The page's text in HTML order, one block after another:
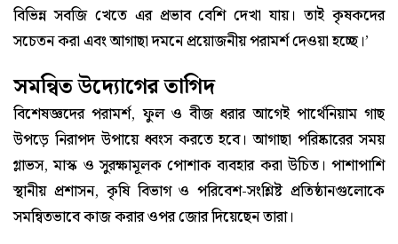
বিভিন্ন সবজি খেতে এর প্রভাব বেশি দেখা যায়। তাই কৃষকদের
সচেতন করা এবং আগাছা দমনে প্রয়োজনীয় পরামর্শ দেওয়া হচ্ছে।’
সমন্বিত উদ্যোগের তাগিদ
বিশেষজ্ঞদের পরামর্শ, ফুল ও বীজ ধরার আগেই পার্থেনিয়াম গাছ
উপড়ে নিরাপদ উপায়ে ধ্বংস করতে হবে। আগাছা পরিষ্কারের সময়
গ্লাভস, মাস্ক ও সুরক্ষামূলক পোশাক ব্যবহার করা উচিত। পাশাপাশি
স্থানীয় প্রশাসন, কৃষি বিভাগ ও পরিবেশ-সংশ্লিষ্ট প্রতিষ্ঠানগুলোকে
সমন্বিতভাবে কাজ করার ওপর জোর দিয়েছেন তারা।